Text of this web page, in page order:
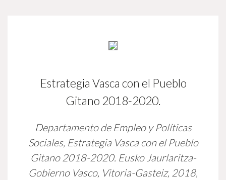
Estrategia Vasca con el Pueblo
Gitano 2018-2020.
Departamento de Empleo y Políticas
Sociales, Estrategia Vasca con el Pueblo
Gitano 2018-2020. Eusko Jaurlaritza-
Gobierno Vasco, Vitoria-Gasteiz, 2018,